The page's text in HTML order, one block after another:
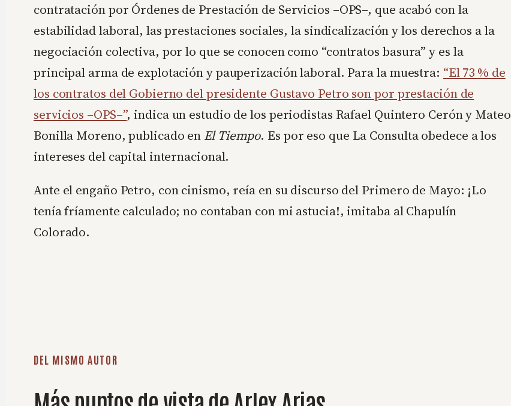
contratación por Órdenes de Prestación de Servicios –OPS–, que acabó con la
estabilidad laboral, las prestaciones sociales, la sindicalización y los derechos a la
negociación colectiva, por lo que se conocen como “contratos basura” y es la
principal arma de explotación y pauperización laboral. Para la muestra: “El 73 % de
los contratos del Gobierno del presidente Gustavo Petro son por prestación de
servicios –OPS–”, indica un estudio de los periodistas Rafael Quintero Cerón y Mateo
Bonilla Moreno, publicado en El Tiempo. Es por eso que La Consulta obedece a los
intereses del capital internacional.
Ante el engaño Petro, con cinismo, reía en su discurso del Primero de Mayo: ¡Lo
tenía fríamente calculado; no contaban con mi astucia!, imitaba al Chapulín
Colorado.
DEL MISMO AUTOR